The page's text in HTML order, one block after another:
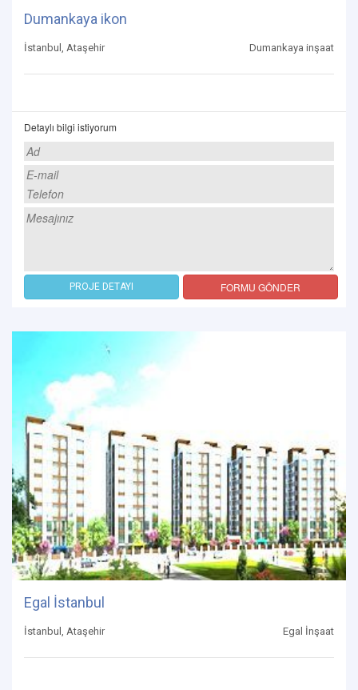
Dumankaya ikon
İstanbul, Ataşehir Dumankaya inşaat
Detaylı bilgi istiyorum
PROJE DETAYI FORMU GÖNDER
Egal İstanbul
İstanbul, Ataşehir Egal İnşaat